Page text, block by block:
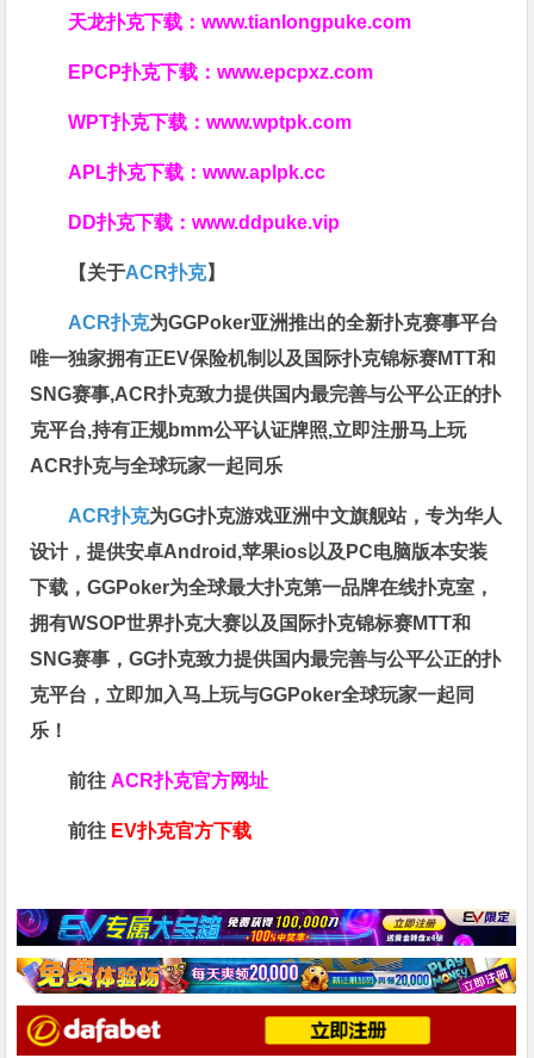
天龙扑克下载：www.tianlongpuke.com
EPCP扑克下载：www.epcpxz.com
WPT扑克下载：www.wptpk.com
APL扑克下载：www.aplpk.cc
DD扑克下载：www.ddpuke.vip
【关于ACR扑克】
ACR扑克为GGPoker亚洲推出的全新扑克赛事平台
唯一独家拥有正EV保险机制以及国际扑克锦标赛MTT和
SNG赛事,ACR扑克致力提供国内最完善与公平公正的扑
克平台,持有正规bmm公平认证牌照,立即注册马上玩
ACR扑克与全球玩家一起同乐
ACR扑克为GG扑克游戏亚洲中文旗舰站，专为华人
设计，提供安卓Android,苹果ios以及PC电脑版本安装
下载，GGPoker为全球最大扑克第一品牌在线扑克室，
拥有WSOP世界扑克大赛以及国际扑克锦标赛MTT和
SNG赛事，GG扑克致力提供国内最完善与公平公正的扑
克平台，立即加入马上玩与GGPoker全球玩家一起同
乐！
前往ACR扑克官方网址
前往 EV扑克官方下载